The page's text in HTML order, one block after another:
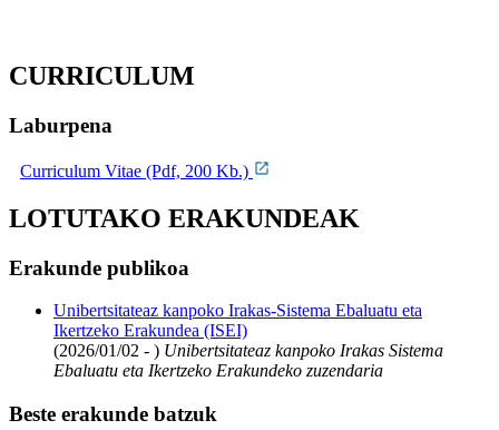
CURRICULUM
Laburpena
Curriculum Vitae (Pdf, 200 Kb.)
LOTUTAKO ERAKUNDEAK
Erakunde publikoa
Unibertsitateaz kanpoko Irakas-Sistema Ebaluatu eta
Ikertzeko Erakundea (ISEI)
(2026/01/02 - ) Unibertsitateaz kanpoko Irakas Sistema
Ebaluatu eta Ikertzeko Erakundeko zuzendaria
Beste erakunde batzuk